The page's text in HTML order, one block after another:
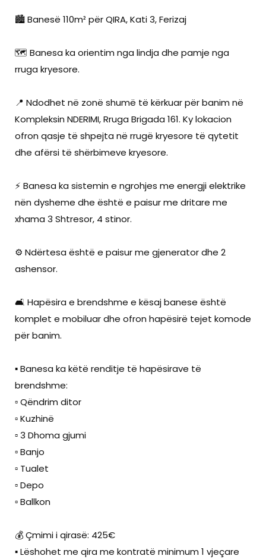
🏙️ Banesë 110m² për QIRA, Kati 3, Ferizaj
🗺️ Banesa ka orientim nga lindja dhe pamje nga
rruga kryesore.
📍 Ndodhet në zonë shumë të kërkuar për banim në
Kompleksin NDERIMI, Rruga Brigada 161. Ky lokacion
ofron qasje të shpejta në rrugë kryesore të qytetit
dhe afërsi të shërbimeve kryesore.
⚡ Banesa ka sistemin e ngrohjes me energji elektrike
nën dysheme dhe është e paisur me dritare me
xhama 3 Shtresor, 4 stinor.
⚙️ Ndërtesa është e paisur me gjenerator dhe 2
ashensor.
🛋️ Hapësira e brendshme e kësaj banese është
komplet e mobiluar dhe ofron hapësirë tejet komode
për banim.
▪️ Banesa ka këtë renditje të hapësirave të
brendshme:
▫️ Qëndrim ditor
▫️ Kuzhinë
▫️ 3 Dhoma gjumi
▫️ Banjo
▫️ Tualet
▫️ Depo
▫️ Ballkon
💰 Çmimi i qirasë: 425€
▪️ Lëshohet me qira me kontratë minimum 1 vjeçare